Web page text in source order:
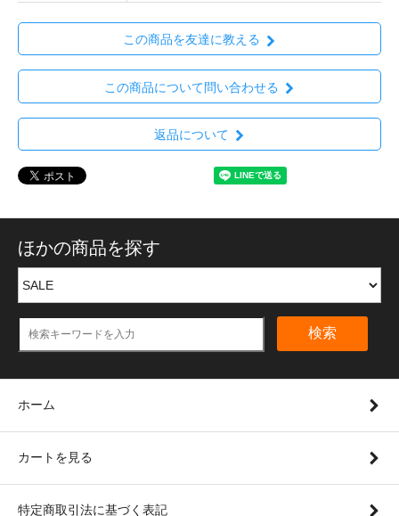
この商品を友達に教える
この商品について問い合わせる
返品について
ほかの商品を探す
検索
ホーム
カートを見る
特定商取引法に基づく表記